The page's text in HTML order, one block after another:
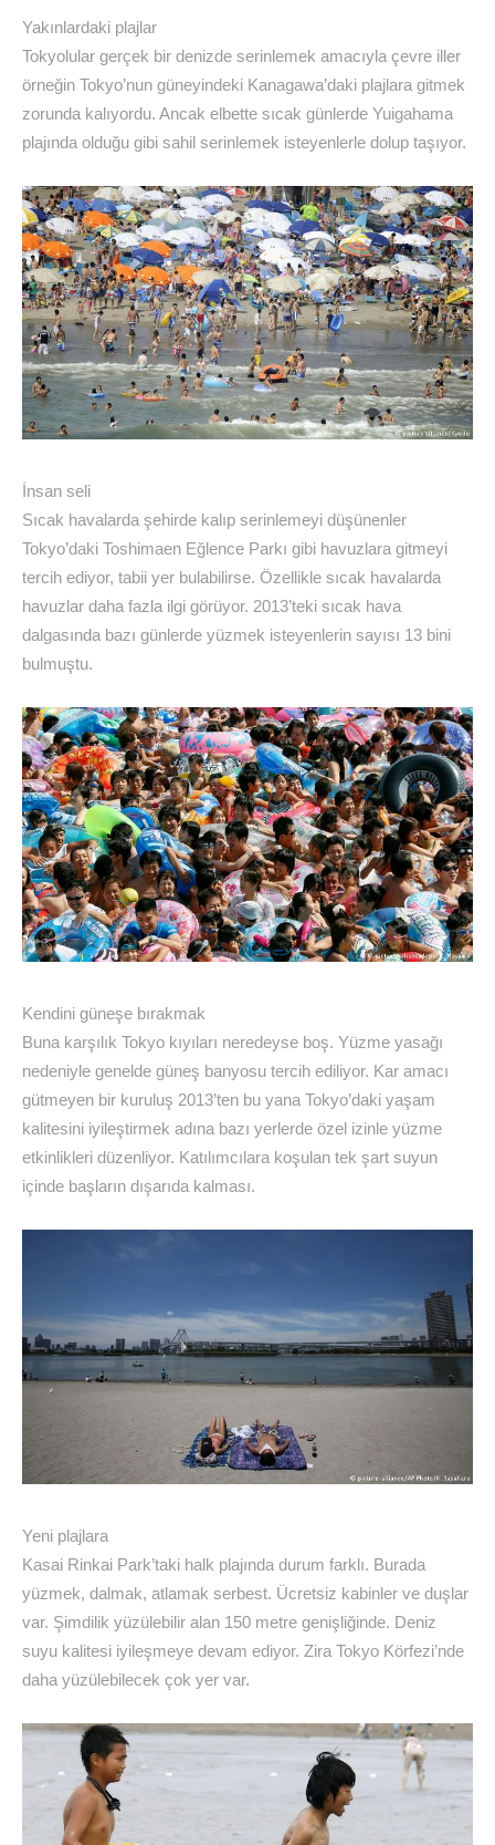
Yakınlardaki plajlar
Tokyolular gerçek bir denizde serinlemek amacıyla çevre iller
örneğin Tokyo’nun güneyindeki Kanagawa’daki plajlara gitmek
zorunda kalıyordu. Ancak elbette sıcak günlerde Yuigahama
plajında olduğu gibi sahil serinlemek isteyenlerle dolup taşıyor.
İnsan seli
Sıcak havalarda şehirde kalıp serinlemeyi düşünenler
Tokyo’daki Toshimaen Eğlence Parkı gibi havuzlara gitmeyi
tercih ediyor, tabii yer bulabilirse. Özellikle sıcak havalarda
havuzlar daha fazla ilgi görüyor. 2013’teki sıcak hava
dalgasında bazı günlerde yüzmek isteyenlerin sayısı 13 bini
bulmuştu.
Kendini güneşe bırakmak
Buna karşılık Tokyo kıyıları neredeyse boş. Yüzme yasağı
nedeniyle genelde güneş banyosu tercih ediliyor. Kar amacı
gütmeyen bir kuruluş 2013’ten bu yana Tokyo’daki yaşam
kalitesini iyileştirmek adına bazı yerlerde özel izinle yüzme
etkinlikleri düzenliyor. Katılımcılara koşulan tek şart suyun
içinde başların dışarıda kalması.
Yeni plajlara
Kasai Rinkai Park’taki halk plajında durum farklı. Burada
yüzmek, dalmak, atlamak serbest. Ücretsiz kabinler ve duşlar
var. Şimdilik yüzülebilir alan 150 metre genişliğinde. Deniz
suyu kalitesi iyileşmeye devam ediyor. Zira Tokyo Körfezi’nde
daha yüzülebilecek çok yer var.